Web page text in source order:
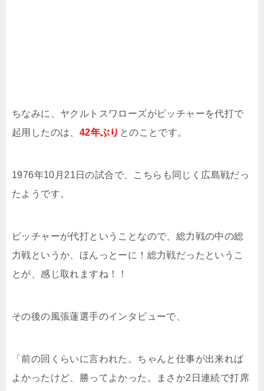
ちなみに、ヤクルトスワローズがピッチャーを代打で
起用したのは、 42年ぶり とのことです。
1976年10月21日の試合で、こちらも同じく広島戦だっ
たようです。
ピッチャーが代打ということなので、総力戦の中の総
力戦というか、ほんっとーに！総力戦だったというこ
とが、感じ取れますね！！
その後の風張蓮選手のインタビューで、
「前の回くらいに言われた。ちゃんと仕事が出来れば
よかったけど、勝ってよかった。まさか2日連続で打席